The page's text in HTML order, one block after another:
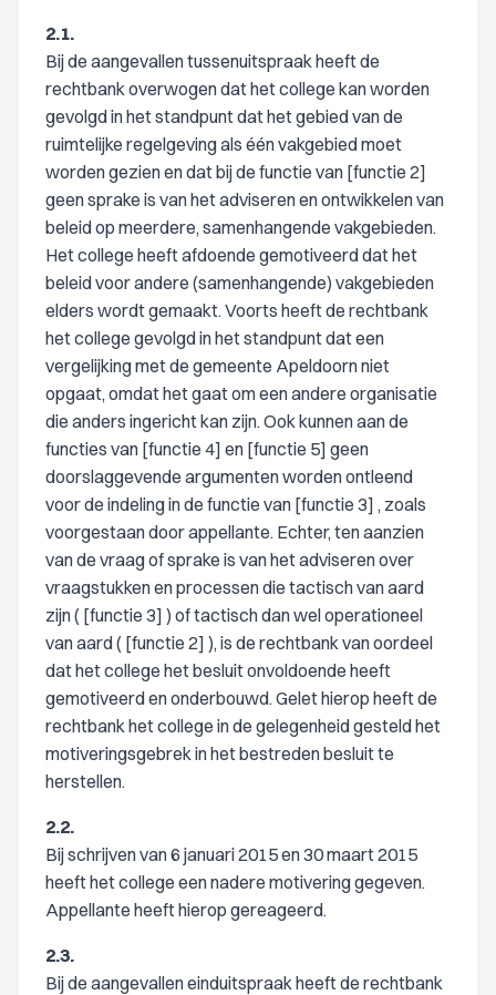
2.1.
Bij de aangevallen tussenuitspraak heeft de
rechtbank overwogen dat het college kan worden
gevolgd in het standpunt dat het gebied van de
ruimtelijke regelgeving als één vakgebied moet
worden gezien en dat bij de functie van [functie 2]
geen sprake is van het adviseren en ontwikkelen van
beleid op meerdere, samenhangende vakgebieden.
Het college heeft afdoende gemotiveerd dat het
beleid voor andere (samenhangende) vakgebieden
elders wordt gemaakt. Voorts heeft de rechtbank
het college gevolgd in het standpunt dat een
vergelijking met de gemeente Apeldoorn niet
opgaat, omdat het gaat om een andere organisatie
die anders ingericht kan zijn. Ook kunnen aan de
functies van [functie 4] en [functie 5] geen
doorslaggevende argumenten worden ontleend
voor de indeling in de functie van [functie 3] , zoals
voorgestaan door appellante. Echter, ten aanzien
van de vraag of sprake is van het adviseren over
vraagstukken en processen die tactisch van aard
zijn ( [functie 3] ) of tactisch dan wel operationeel
van aard ( [functie 2] ), is de rechtbank van oordeel
dat het college het besluit onvoldoende heeft
gemotiveerd en onderbouwd. Gelet hierop heeft de
rechtbank het college in de gelegenheid gesteld het
motiveringsgebrek in het bestreden besluit te
herstellen.
2.2.
Bij schrijven van 6 januari 2015 en 30 maart 2015
heeft het college een nadere motivering gegeven.
Appellante heeft hierop gereageerd.
2.3.
Bij de aangevallen einduitspraak heeft de rechtbank